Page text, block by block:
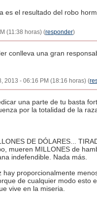
es el resultado del robo
(11:38 horas) (responder)
conlleva una gran
2013 - 06:16 PM (18:16 horas) (
una parte de tu basta
por la totalidad de la
DE DÓLARES...
mueren MILLONES de
indefendible. Nada más.
proporcionalmente
de cualquier modo esto
vive en la miseria.